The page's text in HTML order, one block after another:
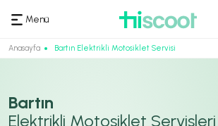
Menü
Anasayfa Bartın Elektrikli Motosiklet Servisi
Bartın
Elektrikli Motosiklet Servisleri